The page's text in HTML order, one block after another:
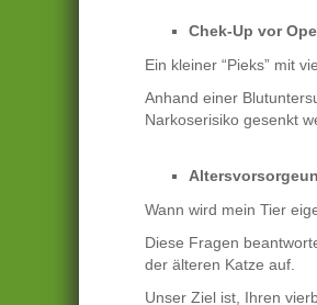
Chek-Up vor
Ein kleiner “Pieks” mit
Anhand einer
Narkoserisiko gesenkt
Wann wird mein Tier
Diese Fragen
der älteren Katze auf.
Unser Ziel ist, Ihren